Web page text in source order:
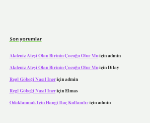
Son yorumlar
Akdeniz Ateşi Olan Birinin Çocuğu Olur Muiçinadmin
Akdeniz Ateşi Olan Birinin Çocuğu Olur MuiçinDilay
Regl Göbeği Nasıl Ineriçinadmin
Regl Göbeği Nasıl IneriçinElmas
Odaklanmak Için Hangi Ilaç Kullanılıriçinadmin